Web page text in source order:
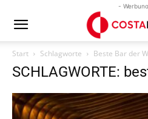
-
Start Schlagworte Beste Bar der
SCHLAGWORTE: